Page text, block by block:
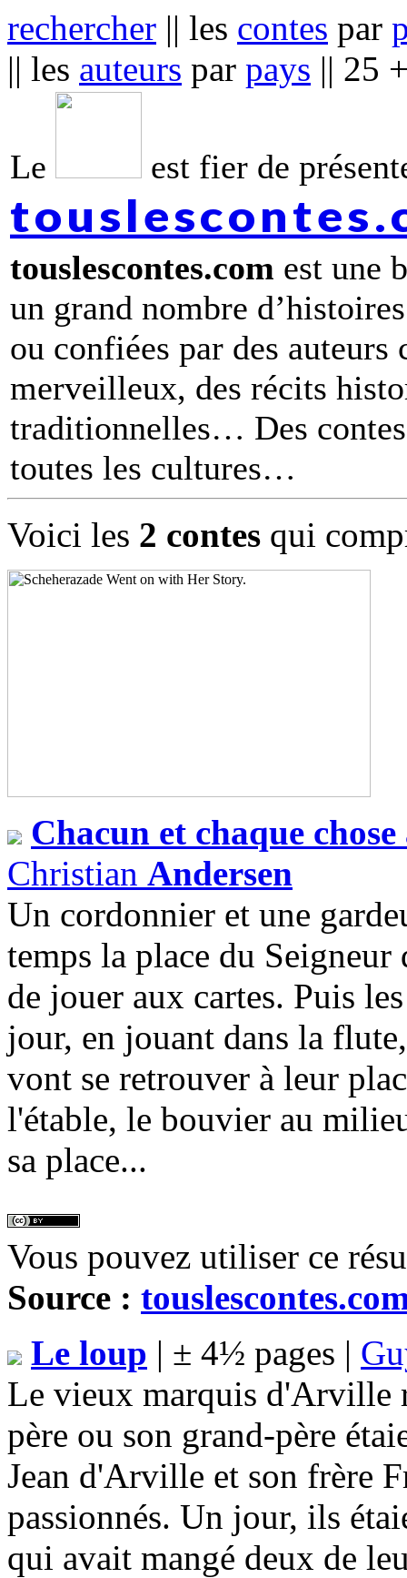
rechercher || les contes par
|| les auteurs par pays || 25
Le est fier de
touslescontes.com est une
un grand nombre
ou confiées par des
merveilleux, des récits
traditionnelles… Des
toutes les cultures
Voici les 2 contes qui
Chacun et chaque chose
Christian Andersen
Un cordonnier et une
temps la place du
de jouer aux cartes. Puis
jour, en jouant dans la
vont se retrouver à leur
l'étable, le bouvier au
sa place...
Vous pouvez utiliser ce
Source :
Le loup | ± 4½ pages |
Le vieux marquis d'Arville
père ou son grand-père
Jean d'Arville et son frère
passionnés. Un jour, ils
qui avait mangé deux de